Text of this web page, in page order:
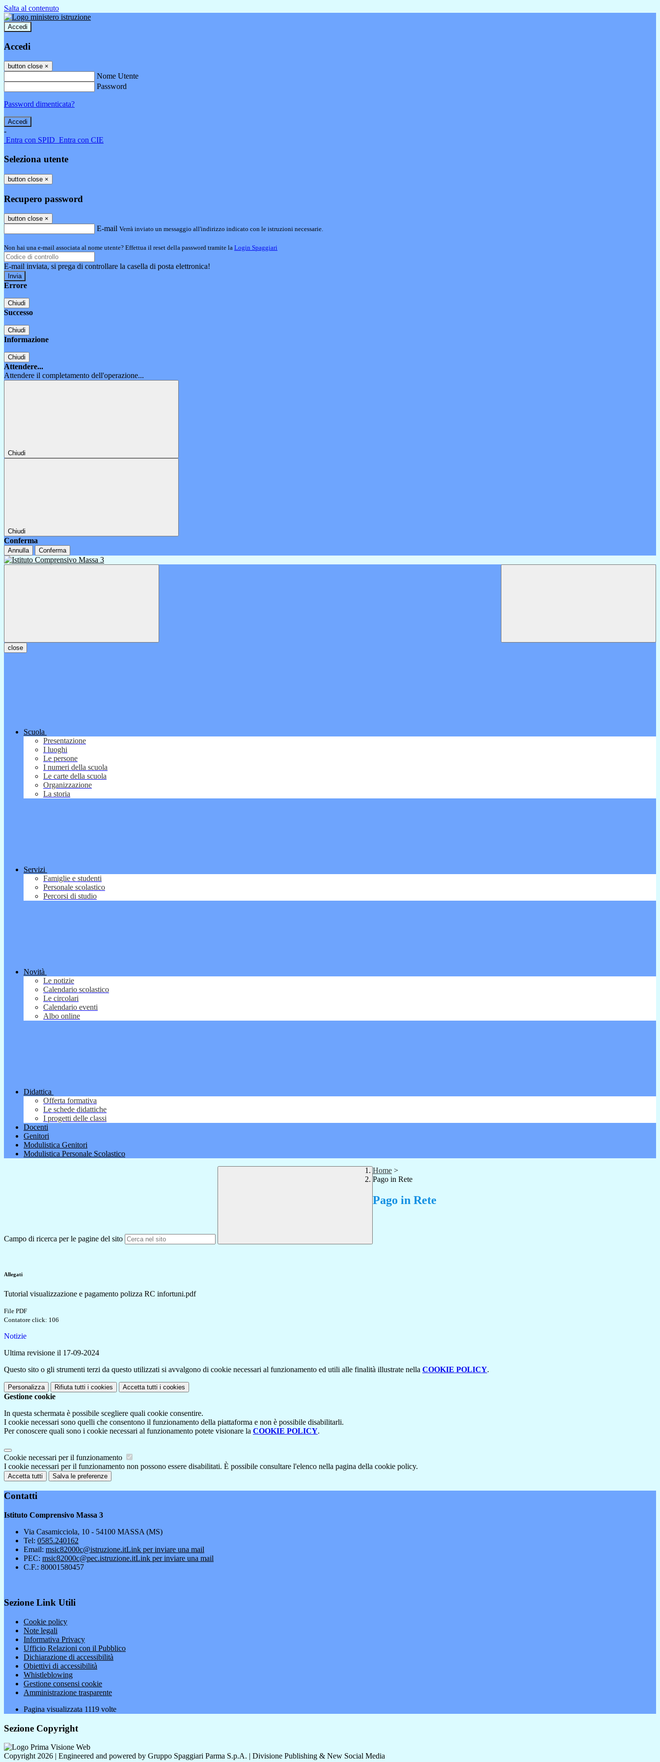
Salta al contenuto
Accedi
Accedi
button close ×
Nome Utente
Password
Password dimenticata?
-
Entra con SPID Entra con CIE
Seleziona utente
button close ×
Recupero password
button close ×
E-mail Verrà inviato un messaggio all'indirizzo indicato con le istruzioni necessarie.
Non hai una e-mail associata al nome utente? Effettua il reset della password tramite la Login Spaggiari
E-mail inviata, si prega di controllare la casella di posta elettronica!
Errore
Chiudi
Successo
Chiudi
Informazione
Chiudi
Attendere...
Attendere il completamento dell'operazione...
Chiudi
Chiudi
Conferma
Annulla Conferma
close
Scuola
Presentazione
I luoghi
Le persone
I numeri della scuola
Le carte della scuola
Organizzazione
La storia
Servizi
Famiglie e studenti
Personale scolastico
Percorsi di studio
Novità
Le notizie
Calendario scolastico
Le circolari
Calendario eventi
Albo online
Didattica
Offerta formativa
Le schede didattiche
I progetti delle classi
Docenti
Genitori
Modulistica Genitori
Modulistica Personale Scolastico
Campo di ricerca per le pagine del sito
Home >
Pago in Rete
Pago in Rete
Allegati
Tutorial visualizzazione e pagamento polizza RC infortuni.pdf
File PDF
Contatore click: 106
Notizie
Ultima revisione il 17-09-2024
Questo sito o gli strumenti terzi da questo utilizzati si avvalgono di cookie necessari al funzionamento ed utili alle finalità illustrate nella COOKIE POLICY.
Personalizza Rifiuta tutti i cookies Accetta tutti i cookies
Gestione cookie
In questa schermata è possibile scegliere quali cookie consentire.
I cookie necessari sono quelli che consentono il funzionamento della piattaforma e non è possibile disabilitarli.
Per conoscere quali sono i cookie necessari al funzionamento potete visionare la COOKIE POLICY.
Cookie necessari per il funzionamento
I cookie necessari per il funzionamento non possono essere disabilitati. È possibile consultare l'elenco nella pagina della cookie policy.
Accetta tutti Salva le preferenze
Contatti
Istituto Comprensivo Massa 3
Via Casamicciola, 10 - 54100 MASSA (MS)
Tel: 0585.240162
Email: msic82000c@istruzione.itLink per inviare una mail
PEC: msic82000c@pec.istruzione.itLink per inviare una mail
C.F.: 80001580457
Sezione Link Utili
Cookie policy
Note legali
Informativa Privacy
Ufficio Relazioni con il Pubblico
Dichiarazione di accessibilità
Obiettivi di accessibilità
Whistleblowing
Gestione consensi cookie
Amministrazione trasparente
Pagina visualizzata 1119 volte
Sezione Copyright
Copyright 2026 | Engineered and powered by Gruppo Spaggiari Parma S.p.A. | Divisione Publishing & New Social Media